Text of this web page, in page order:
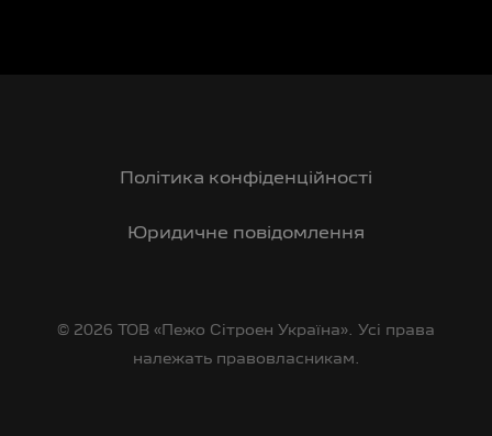
Політика конфіденційності
Юридичне повідомлення
© 2026 ТОВ «Пежо Сітроен Україна». Усі права
належать правовласникам.